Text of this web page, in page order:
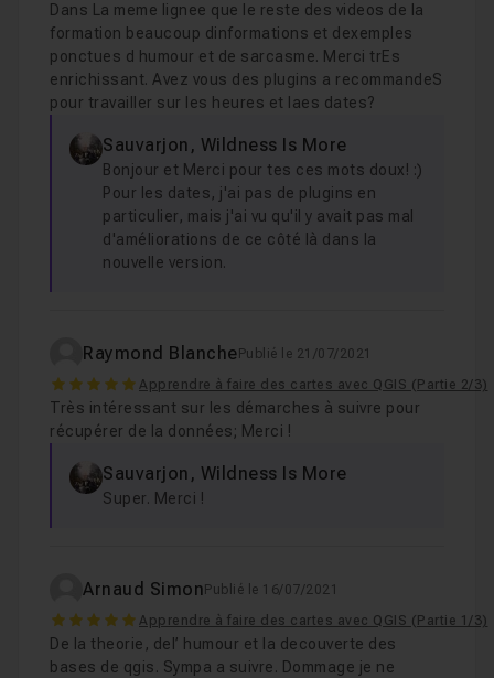
Dans La meme lignee que le reste des videos de la
formation beaucoup dinformations et dexemples
ponctues d humour et de sarcasme. Merci trEs
enrichissant. Avez vous des plugins a recommandeS
pour travailler sur les heures et laes dates?
Sauvarjon, Wildness Is More
Bonjour et Merci pour tes ces mots doux! :)
Pour les dates, j'ai pas de plugins en
particulier, mais j'ai vu qu'il y avait pas mal
d'améliorations de ce côté là dans la
nouvelle version.
Raymond Blanche Publié le 21/07/2021
5 Apprendre à faire des cartes avec QGIS (Partie 2/3)
Très intéressant sur les démarches à suivre pour
récupérer de la données; Merci !
Sauvarjon, Wildness Is More
Super. Merci !
Arnaud Simon Publié le 16/07/2021
5 Apprendre à faire des cartes avec QGIS (Partie 1/3)
De la theorie, del’ humour et la decouverte des
bases de qgis. Sympa a suivre. Dommage je ne